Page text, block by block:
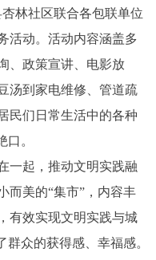
林社区联合各包联单位
活动。活动内容涵盖多
、政策宣讲、电影放
汤到家电维修、管道疏
民们日常生活中的各种
。
起，推动文明实践融
而美的“集市”，内容丰
有效实现文明实践与城
众的获得感、幸福感。